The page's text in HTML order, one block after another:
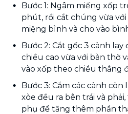
Bước 1: Ngâm miếng xốp
phút, rồi cắt chúng vừa
miệng bình và cho vào
Bước 2: Cắt gốc 3 cành lay
chiều cao vừa với bàn thờ
vào xốp theo chiều thẳng
Bước 3: Cắm các cành còn
xòe đều ra bên trái và
phụ để tăng thêm phần